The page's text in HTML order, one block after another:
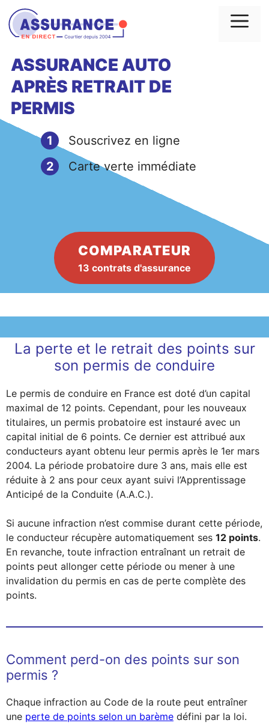
Aller
au
contenu
ASSURANCE AUTO
APRÈS RETRAIT DE
PERMIS
1
Souscrivez en ligne
2
Carte verte immédiate
COMPARATEUR
13 contrats d'assurance
La perte et le retrait des points sur
son permis de conduire
Le permis de conduire en France est doté d’un capital
maximal de 12 points. Cependant, pour les nouveaux
titulaires, un permis probatoire est instauré avec un
capital initial de 6 points. Ce dernier est attribué aux
conducteurs ayant obtenu leur permis après le 1er mars
2004. La période probatoire dure 3 ans, mais elle est
réduite à 2 ans pour ceux ayant suivi l’Apprentissage
Anticipé de la Conduite (A.A.C.).
Si aucune infraction n’est commise durant cette période,
le conducteur récupère automatiquement ses 12 points.
En revanche, toute infraction entraînant un retrait de
points peut allonger cette période ou mener à une
invalidation du permis en cas de perte complète des
points.
Comment perd-on des points sur son
permis ?
Chaque infraction au Code de la route peut entraîner
une perte de points selon un barème défini par la loi.